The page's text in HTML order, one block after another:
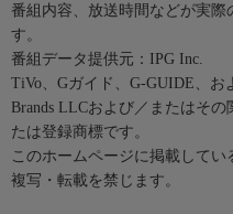
番組内容、放送時間などが実際
す。
番組データ提供元：IPG Inc.
TiVo、Gガイド、G-GUIDE、
Brands LLCおよび／またはそ
たは登録商標です。
このホームページに掲載して
複写・転載を禁じます。